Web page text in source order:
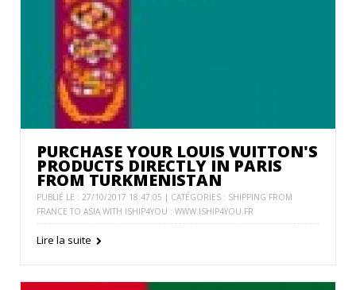
PURCHASE YOUR LOUIS VUITTON'S
PRODUCTS DIRECTLY IN PARIS
FROM TURKMENISTAN
PUBLIÉ LE : 27/10/2017 18:47:05 | CATÉGORIES : SHIPPING FROM
FRANCE TO ASIA WITH ISHIP4YOU : WWW.ISHIP4YOU.FR
Lire la suite